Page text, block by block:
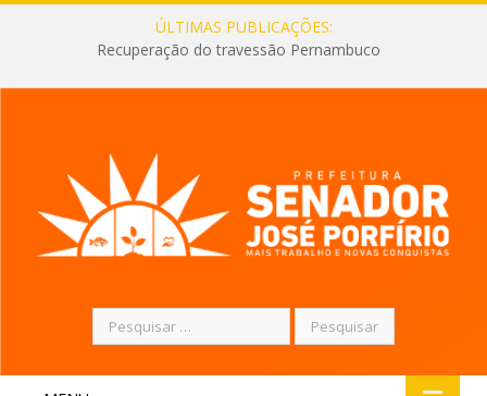
ÚLTIMAS PUBLICAÇÕES:
Recuperação do travessão Pernambuco
Pesquisar
por: